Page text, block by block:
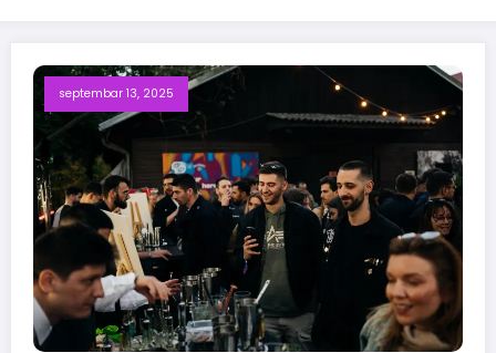
septembar 13, 2025